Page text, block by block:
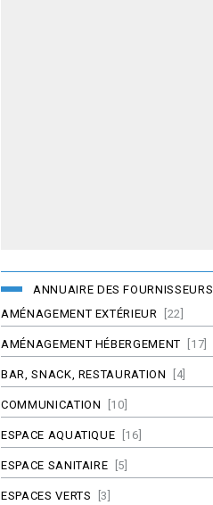
ANNUAIRE DES FOURNISSEURS
AMÉNAGEMENT EXTÉRIEUR
[22]
AMÉNAGEMENT HÉBERGEMENT [17]
BAR, SNACK, RESTAURATION [4]
COMMUNICATION [10]
ESPACE AQUATIQUE [16]
ESPACE SANITAIRE [5]
ESPACES VERTS [3]